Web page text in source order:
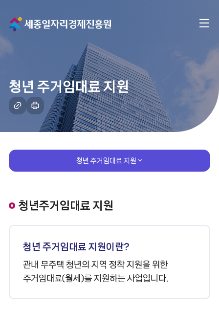
메
으
로
이
동
체
메
뉴
청년 주거임대료 지원
링
복
인
하
청년 주거임대료 지원
청년주거임대료 지원
청년 주거임대료 지원이란?
관내 무주택 청년의 지역 정착 지원을 위한
주거임대료(월세)를 지원하는 사업입니다.